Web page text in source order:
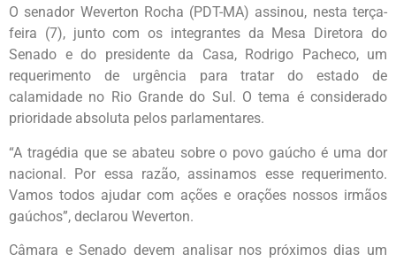
O senador Weverton Rocha (PDT-MA) assinou, nesta terça-
feira (7), junto com os integrantes da Mesa Diretora do
Senado e do presidente da Casa, Rodrigo Pacheco, um
requerimento de urgência para tratar do estado de
calamidade no Rio Grande do Sul. O tema é considerado
prioridade absoluta pelos parlamentares.
“A tragédia que se abateu sobre o povo gaúcho é uma dor
nacional. Por essa razão, assinamos esse requerimento.
Vamos todos ajudar com ações e orações nossos irmãos
gaúchos”, declarou Weverton.
Câmara e Senado devem analisar nos próximos dias um